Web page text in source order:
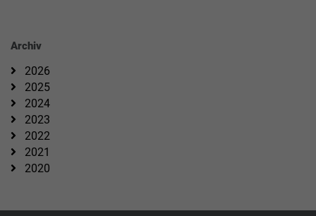
Archiv
2026
2025
2024
2023
2022
2021
2020